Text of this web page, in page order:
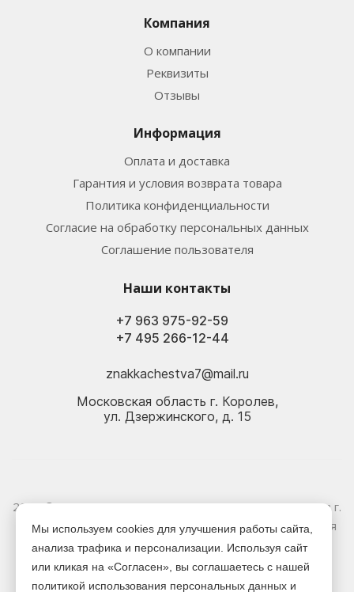
Компания
О компании
Реквизиты
Отзывы
Информация
Оплата и доставка
Гарантия и условия возврата товара
Политика конфиденциальности
Согласие на обработку персональных данных
Соглашение пользователя
Наши контакты
+7 495 266-12-44
+7 963 975-92-59
znakkachestva7@mail.ru
Московская область г. Королев,
ул. Дзержинского, д. 15
2026 © Электрика оптом и в розницу - Магазин-склад в г.
Королёв. Информация, указанная на сайте, не является
публичной офертой.
Версия для печати
Мы используем cookies для улучшения работы сайта,
анализа трафика и персонализации. Используя сайт
или кликая на «Согласен», вы соглашаетесь с нашей
политикой использования персональных данных и